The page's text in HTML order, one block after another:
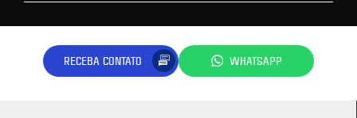
RECEBA CONTATO WHATSAPP